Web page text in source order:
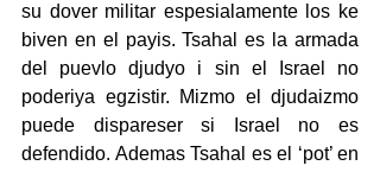
su dover militar espesialamente los ke
biven en el payis. Tsahal es la armada
del puevlo djudyo i sin el Israel no
poderiya egzistir. Mizmo el djudaizmo
puede dispareser si Israel no es
defendido. Ademas Tsahal es el ‘pot’ en